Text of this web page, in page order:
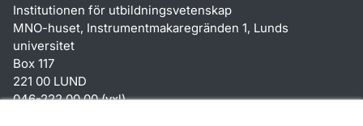
Institutionen för utbildningsvetenskap
MNO-huset, Instrumentmakaregränden 1, Lunds
universitet
Box 117
221 00 LUND
046-222 00 00 (vxl)